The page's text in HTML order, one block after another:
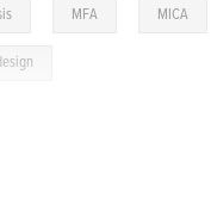
MFA MICA